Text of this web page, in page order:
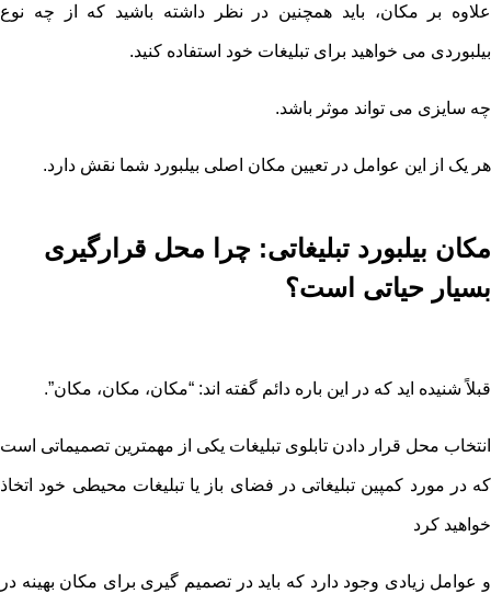
علاوه بر مکان، باید همچنین در نظر داشته باشید که از چه نوع
بیلبوردی می خواهید برای تبلیغات خود استفاده کنید.
چه سایزی می تواند موثر باشد.
هر یک از این عوامل در تعیین مکان اصلی بیلبورد شما نقش دارد.
مکان بیلبورد تبلیغاتی: چرا محل قرارگیری
بسیار حیاتی است؟
قبلاً شنیده اید که در این باره دائم گفته اند: “مکان، مکان، مکان”.
انتخاب محل قرار دادن تابلوی تبلیغات یکی از مهمترین تصمیماتی است
که در مورد کمپین تبلیغاتی در فضای باز یا تبلیغات محیطی خود اتخاذ
خواهید کرد
و عوامل زیادی وجود دارد که باید در تصمیم گیری برای مکان بهینه در